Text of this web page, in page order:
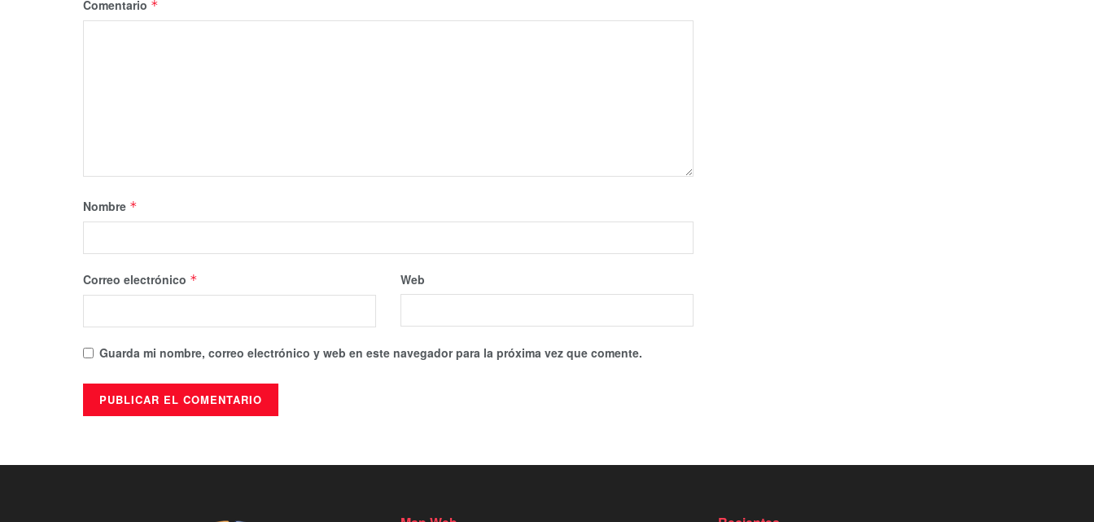
Comentario *
Nombre *
Correo electrónico * Web
Guarda mi nombre, correo electrónico y web en este navegador para la próxima vez que comente.